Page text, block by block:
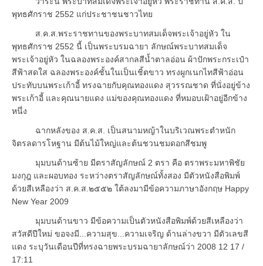
พุทธศักราช 2552 แก่ประชาชนชาวไทย
ส.ค.ส.พระราชทานของพระบาทสมเด็จพระเจ้าอยู่หัว ใน
พุทธศักราช 2552 นี้ เป็นพระบรมฉายา ลักษณ์พระบาทสมเด็จ
พระเจ้าอยู่หัว ในฉลองพระองค์สากลสีน้ำตาลอ่อน ผ้าปักพระกระเป๋า
สีฟ้าสดใส ฉลองพระองค์ชั้นในเป็นเชิ้ตขาว ทรงผูกเนกไทสีฟ้าอ่อน
ประทับบนพระเก้าอี้ ทรงฉายกับคุณทองแดง สุวรรณชาด ที่นั่งอยู่ข้าง
พระเก้าอี้ และคุณนายแดง แม่ของคุณทองแดง ที่หมอบเฝ้าอยู่อีกข้าง
หนึ่ง
ฉากหลังของ ส.ค.ส. เป็นสนามหญ้าในบริเวณพระตำหนัก
จิตรลดารโหฐาน มีต้นไม้ใหญ่และต้นชวนชมดอกสีชมพู
มุมบนด้านซ้าย มีตราสัญลักษณ์ 2 ตรา คือ ตราพระมหาพิชัย
มงกุฎ และผอบทอง ระหว่างตราสัญลักษณ์ทั้งสอง มีตัวหนังสือพิมพ์
ด้วยสีเหลืองว่า ส.ค.ส.๒๕๕๒ ใต้ลงมามีข้อความภาษาอังกฤษ Happy
New Year 2009
มุมบนด้านขาว มีข้อความเป็นตัวหนังสือพิมพ์ด้วยสีเหลืองว่า
สวัสดีปีใหม่ ขอจงมี...ความสุข...ความเจริญ ด้านล่างขวา มีตัวเลขสี
แดง ระบุวันเดือนปีที่ทรงฉายพระบรมฉายาลักษณ์ว่า 2008 12 17 /
17:11